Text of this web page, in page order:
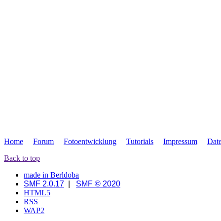
Home Forum Fotoentwicklung Tutorials Impressum
Back to top
made in Berldoba
SMF 2.0.17
SMF © 2020
HTML5
RSS
WAP2